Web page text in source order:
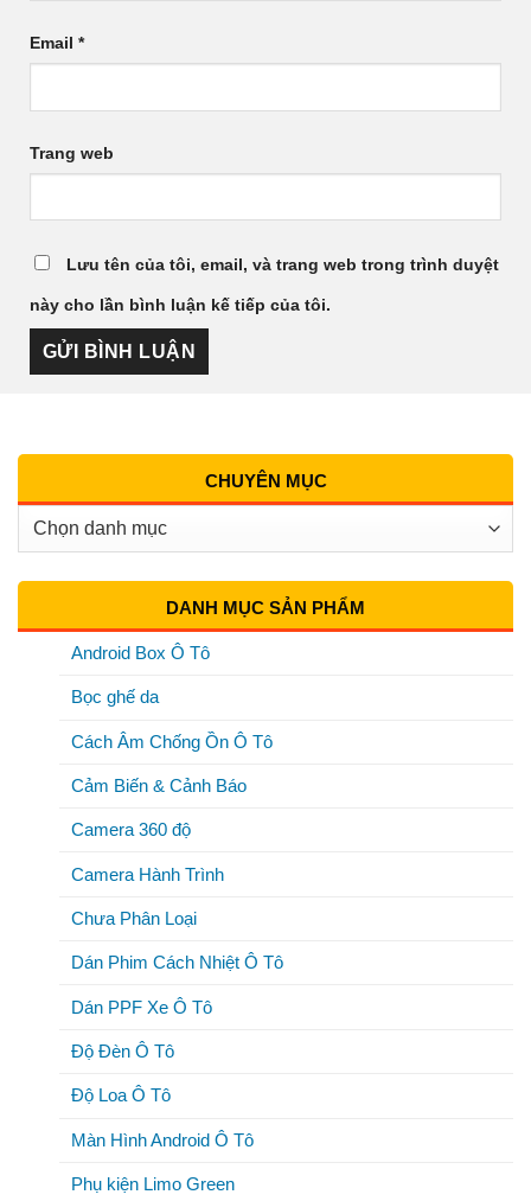
Email *
Trang web
Lưu tên của tôi, email, và trang web trong trình duyệt
này cho lần bình luận kế tiếp của tôi.
CHUYÊN MỤC
Chuyên
DANH MỤC SẢN PHẨM
Android Box Ô Tô
Bọc ghế da
Cách Âm Chống Ồn Ô Tô
Cảm Biến & Cảnh Báo
Camera 360 độ
Camera Hành Trình
Chưa Phân Loại
Dán Phim Cách Nhiệt Ô Tô
Dán PPF Xe Ô Tô
Độ Đèn Ô Tô
Độ Loa Ô Tô
Màn Hình Android Ô Tô
Phụ kiện Limo Green